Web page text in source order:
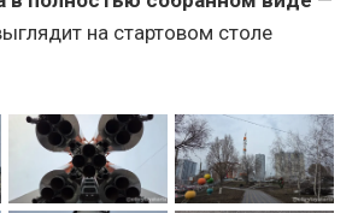
на стартовом столе